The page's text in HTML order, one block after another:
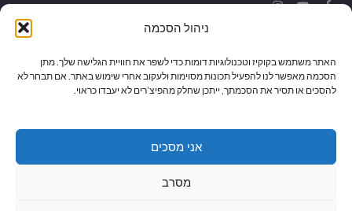
ניהול הסכמה
האתר משתמש בקוקיז וטכנולוגיות דומות כדי לשפר את חוויית הגלישה שלך. מתן
הסכמה מאפשר לנו להפעיל תכונות מסוימות ולעקוב אחרי שימוש באתר. אם תבחר לא
להסכים או תסיר את הסכמתך, ייתכן שחלק מהפיצ’רים לא יעבדו כראוי.
אני מסכים
מסרב